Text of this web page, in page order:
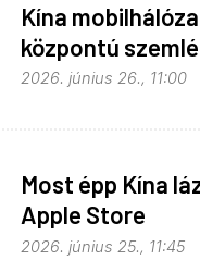
Kína
központú
fejlődik
2026. június 26., 11:00
Most épp Kína
Apple Store
monopolhelyzete
2026. június 25., 11:45